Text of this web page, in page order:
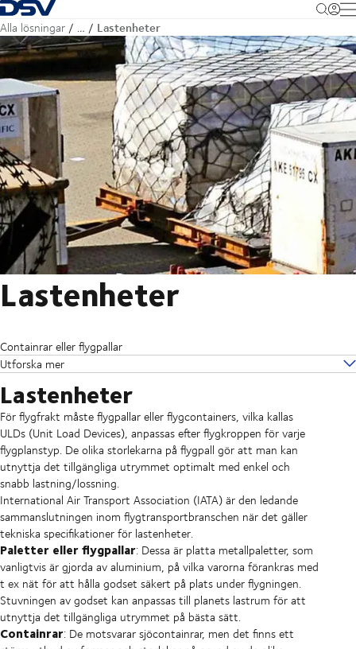
Tillbaka till hemsidan
Alla lösningar … Lastenheter
Lastenheter
Containrar eller flygpallar
Utforska mer
Lastenheter
För flygfrakt måste flygpallar eller flygcontainers, vilka kallas
ULDs (Unit Load Devices), anpassas efter flygkroppen för varje
flygplanstyp. De olika storlekarna på flygpall gör att man kan
utnyttja det tillgängliga utrymmet optimalt med enkel och
snabb lastning/lossning.
International Air Transport Association (IATA) är den ledande
sammanslutningen inom flygtransportbranschen när det gäller
tekniska specifikationer för lastenheter.
Paletter eller flygpallar: Dessa är platta metallpaletter, som
vanligtvis är gjorda av aluminium, på vilka varorna förankras med
t ex nät för att hålla godset säkert på plats under flygningen.
Stuvningen av godset kan anpassas till planets lastrum för att
utnyttja det tillgängliga utrymmet på bästa sätt.
Containrar: De motsvarar sjöcontainrar, men det finns ett